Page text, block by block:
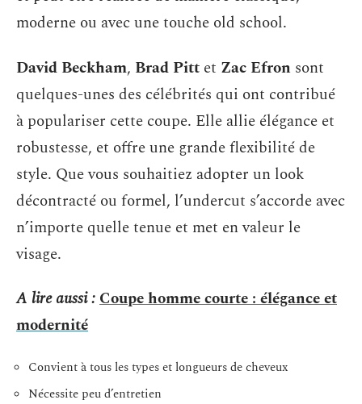
moderne ou avec une touche old school.
David Beckham, Brad Pitt et Zac Efron sont
quelques-unes des célébrités qui ont contribué
à populariser cette coupe. Elle allie élégance et
robustesse, et offre une grande flexibilité de
style. Que vous souhaitiez adopter un look
décontracté ou formel, l’undercut s’accorde avec
n’importe quelle tenue et met en valeur le
visage.
A lire aussi :Coupe homme courte : élégance et
modernité
Convient à tous les types et longueurs de cheveux
Nécessite peu d’entretien